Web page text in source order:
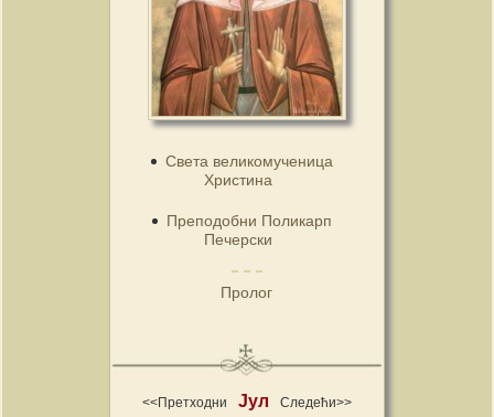
Света великомученица
Христина
Преподобни Поликарп
Печерски
Пролог
<<Претходни Јул Следећи>>